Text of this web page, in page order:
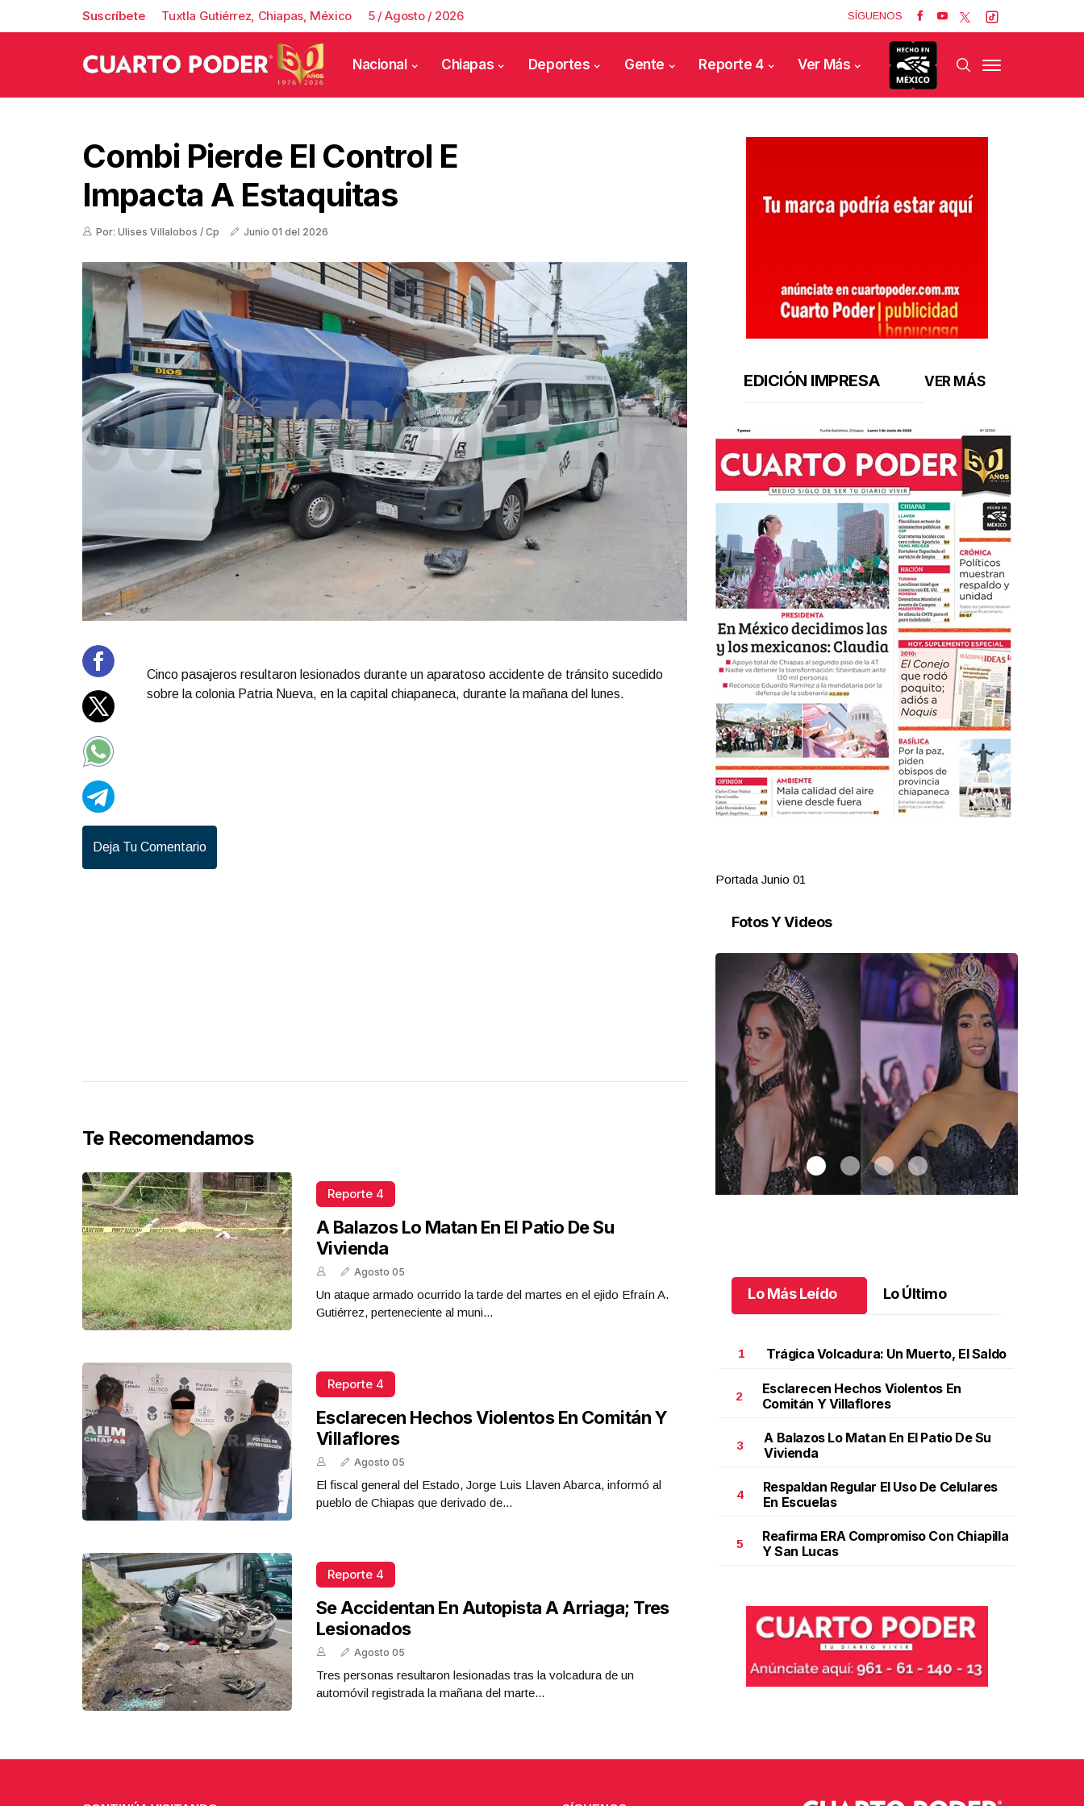
Suscríbete Tuxtla Gutiérrez, Chiapas, México 5 / Agosto / 2026 SÍGUENOS
Nacional Chiapas Deportes Gente Reporte 4 Ver Más
Combi Pierde El Control E
Impacta A Estaquitas
Por: Ulises Villalobos / Cp Junio 01 del 2026
Cinco pasajeros resultaron lesionados durante un aparatoso accidente de tránsito sucedido
sobre la colonia Patria Nueva, en la capital chiapaneca, durante la mañana del lunes.
Deja Tu Comentario
Te Recomendamos
Reporte 4
A Balazos Lo Matan En El Patio De Su
Vivienda
Agosto 05
Un ataque armado ocurrido la tarde del martes en el ejido Efraín A.
Gutiérrez, perteneciente al muni...
Reporte 4
Esclarecen Hechos Violentos En Comitán Y
Villaflores
Agosto 05
El fiscal general del Estado, Jorge Luis Llaven Abarca, informó al
pueblo de Chiapas que derivado de...
Reporte 4
Se Accidentan En Autopista A Arriaga; Tres
Lesionados
Agosto 05
Tres personas resultaron lesionadas tras la volcadura de un
automóvil registrada la mañana del marte...
EDICIÓN IMPRESA VER MÁS
Portada Junio 01
Fotos Y Videos
| Presidenta Claudia Sheinbaum .Conferencia de
Junio 01 l 4 Visitas
Chiapas brilla en Miss Universe México
en Miss Universe México
Junio 01 l
Lo Más Leído Lo Último
1 Trágica Volcadura: Un Muerto, El Saldo
2
Esclarecen Hechos Violentos En
Comitán Y Villaflores
3
A Balazos Lo Matan En El Patio De Su
Vivienda
4
Respaldan Regular El Uso De Celulares
En Escuelas
5
Reafirma ERA Compromiso Con Chiapilla
Y San Lucas